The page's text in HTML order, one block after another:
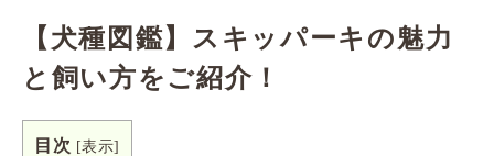
【犬種図鑑】スキッパーキの魅力
と飼い方をご紹介！
目次 [表示]